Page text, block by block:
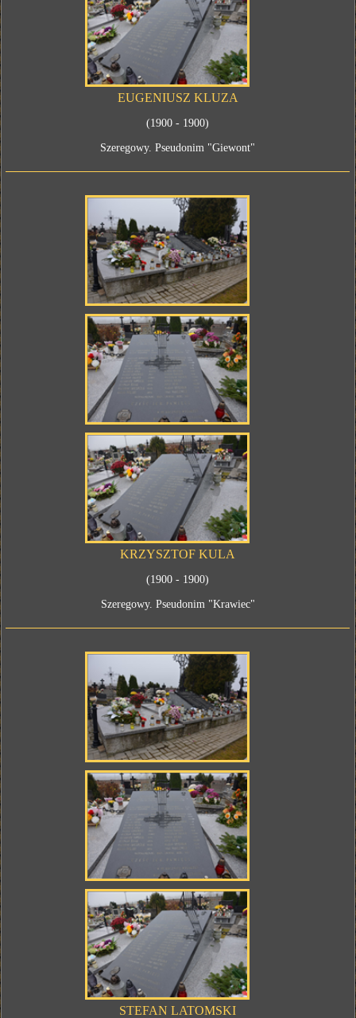
EUGENIUSZ KLUZA
(1900 - 1900)
Szeregowy. Pseudonim "Giewont"
KRZYSZTOF KULA
(1900 - 1900)
Szeregowy. Pseudonim "Krawiec"
STEFAN LATOMSKI